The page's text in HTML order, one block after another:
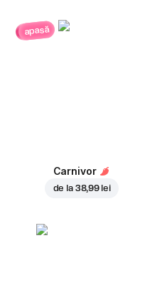
apasă
Carnivor
de la 38,99 lei